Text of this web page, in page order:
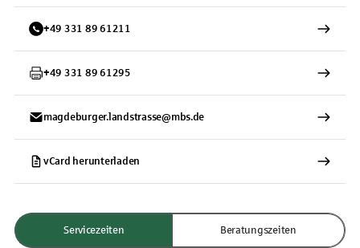
+49 331 89 61211
+49 331 89 61295
magdeburger.landstrasse@mbs.de
vCard herunterladen
Servicezeiten Beratungszeiten